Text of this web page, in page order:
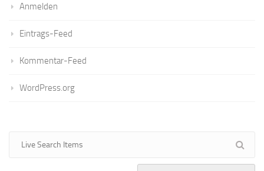
Anmelden
Eintrags-Feed
Kommentar-Feed
WordPress.org